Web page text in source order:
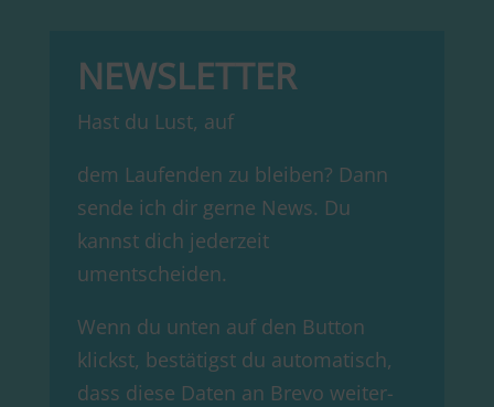
NEWSLETTER
Hast du Lust, auf
dem Laufenden zu bleiben? Dann
sende ich dir gerne News. Du
kannst dich jederzeit
umentscheiden.
Wenn du unten auf den Button
klickst, bestätigst du automatisch,
dass diese Daten an Brevo weiter­